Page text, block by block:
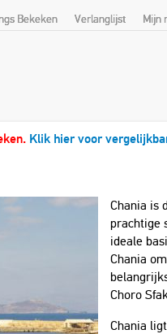
Bekeken Verlanglijst Mijn
Klik hier voor
Chania is
prachtige
ideale
Chania
Choro
Chania